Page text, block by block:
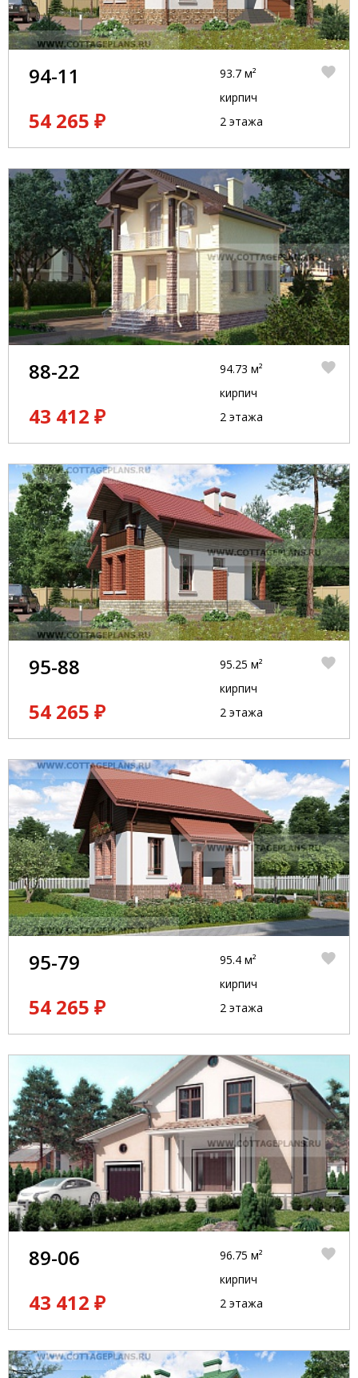
94-11
54 265 ₽
93.7 м²
кирпич
2 этажа
88-22
43 412 ₽
94.73 м²
кирпич
2 этажа
95-88
54 265 ₽
95.25 м²
кирпич
2 этажа
95-79
54 265 ₽
95.4 м²
кирпич
2 этажа
89-06
43 412 ₽
96.75 м²
кирпич
2 этажа